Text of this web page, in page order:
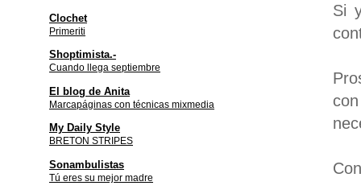
Si
Clochet
Primeriti
Shoptimista.-
Cuando llega septiembre
El blog de Anita
Marcapáginas con técnicas mixmedia
My Daily Style
BRETON STRIPES
Sonambulistas
Tú eres su mejor madre